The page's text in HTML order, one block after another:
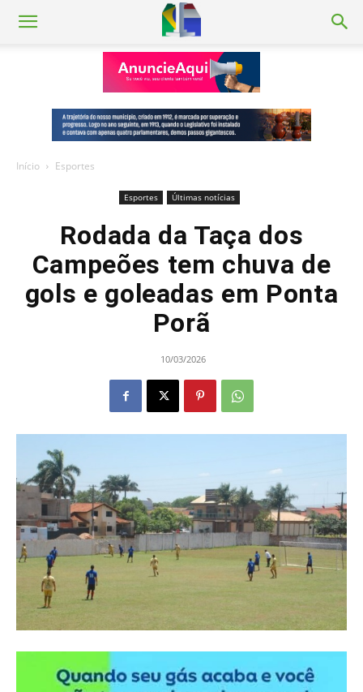
Início Esportes
Esportes Últimas notícias
Rodada da Taça dos
Campeões tem chuva de
gols e goleadas em Ponta
Porã
10/03/2026